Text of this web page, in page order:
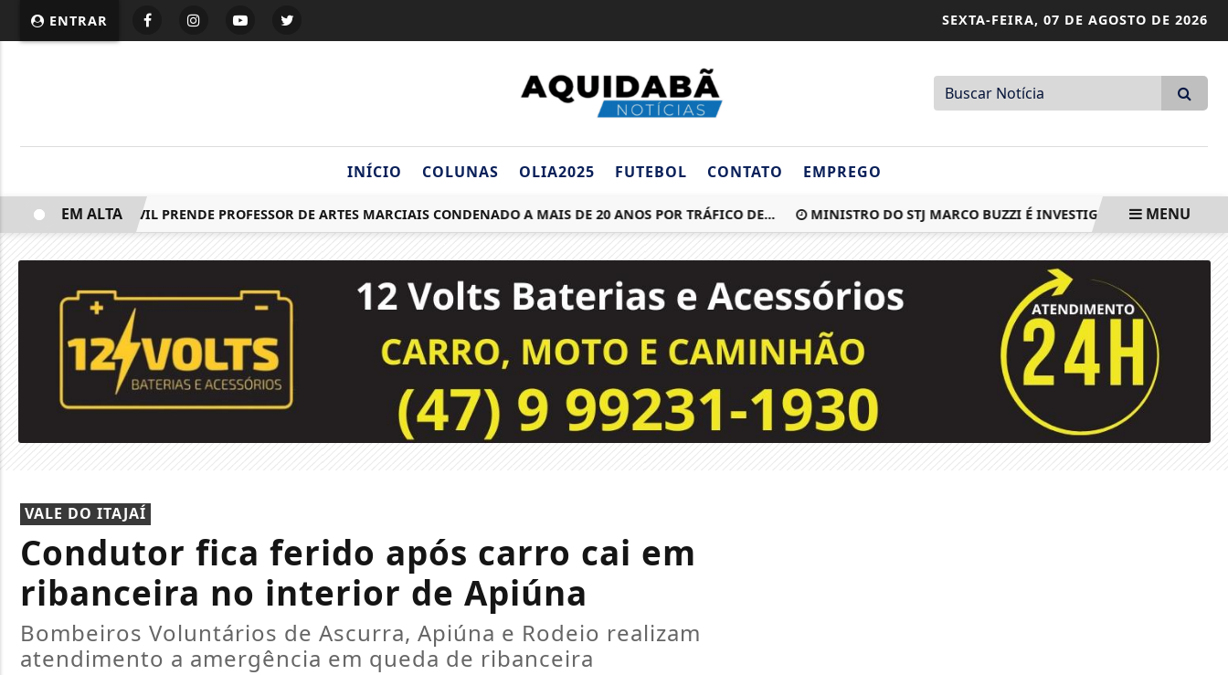
ENTRAR SEXTA-FEIRA, 07 DE AGOSTO DE 2026
INÍCIO COLUNAS OLIA2025 FUTEBOL CONTATO EMPREGO
POLÍCIA CIVIL PRENDE PROFESSOR DE ARTES MARCIAIS CONDENADO A MAIS DE 20 ANOS POR TRÁFICO DE... MINISTRO DO STJ MARCO BUZZI É INVESTIGADO POR SUSPEITAS
EM ALTA MENU
VALE DO ITAJAÍ
Condutor fica ferido após carro cai em
ribanceira no interior de Apiúna
Bombeiros Voluntários de Ascurra, Apiúna e Rodeio realizam
atendimento a amergência em queda de ribanceira